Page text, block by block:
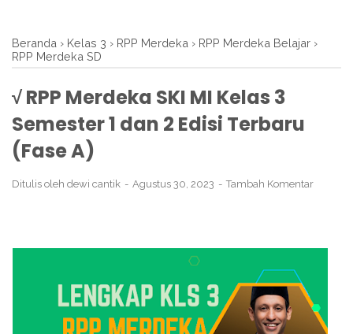
Beranda › Kelas 3 › RPP Merdeka › RPP Merdeka Belajar ›
RPP Merdeka SD
√ RPP Merdeka SKI MI Kelas 3
Semester 1 dan 2 Edisi Terbaru
(Fase A)
Ditulis oleh dewi cantik Agustus 30, 2023 Tambah Komentar